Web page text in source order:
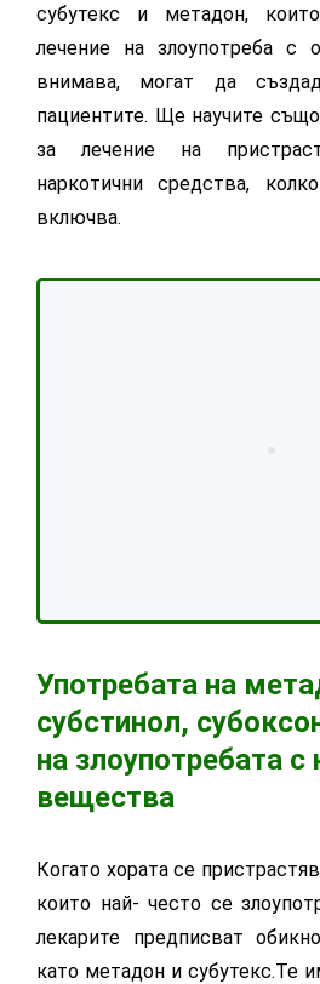
субутекс и метадон,
лечение на злоупотреба с
внимава, могат да
пациентите. Ще научите
за лечение на
наркотични средства,
включва.
Употребата на
субстинол,
на злоупотребата с
вещества
Когато хората се
които най- често се
лекарите предписват
като метадон и субутекс.Те